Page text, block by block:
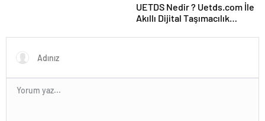
UETDS Nedir ? Uetds.com İle
Akıllı Dijital Taşımacılık